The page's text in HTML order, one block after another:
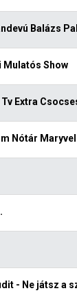
Balázs
Mulatós Show
Extra
Nótár Maryvel
- Ne játsz a